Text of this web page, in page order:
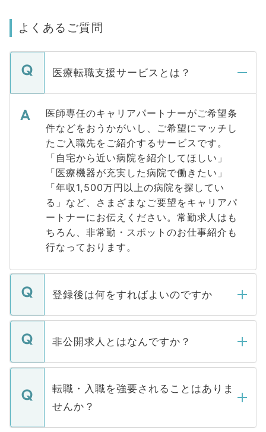
よくあるご質問
医療転職支援サービスとは？
医師専任のキャリアパートナーがご希望条
件などをおうかがいし、ご希望にマッチし
たご入職先をご紹介するサービスです。
「自宅から近い病院を紹介してほしい」
「医療機器が充実した病院で働きたい」
「年収1,500万円以上の病院を探してい
る」など、さまざまなご要望をキャリアパ
ートナーにお伝えください。常勤求人はも
ちろん、非常勤・スポットのお仕事紹介も
行なっております。
登録後は何をすればよいのですか
ご登録いただきましたら、弊社担当者がご
登録内容を確認し、その後メールもしくは
ます。通常、5営業日以内にはご連絡をせて
いただきますので、しばらくお待ちくださ
い。
非公開求人とはなんですか？
マイナビDOCTORで取り扱っている求人の
うち約3割は、Webサイトからご覧いただ
けない「非公開求人」です。非公開求人は
下記の理由によって、一般には公開してい
転職・入職を強要されることはありま
せんか？